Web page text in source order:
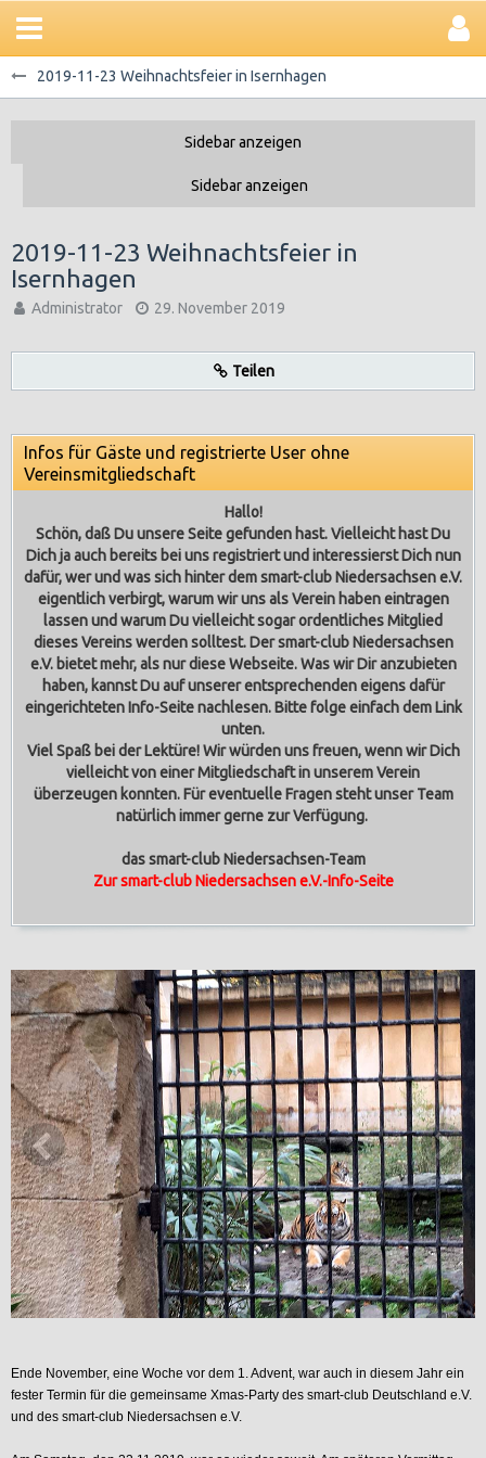
2019-11-23 Weihnachtsfeier in Isernhagen
2019-11-23 Weihnachtsfeier in
Isernhagen
Administrator 29. November 2019
Teilen
Infos für Gäste und registrierte User ohne
Vereinsmitgliedschaft
Hallo!
Schön, daß Du unsere Seite gefunden hast. Vielleicht hast Du
Dich ja auch bereits bei uns registriert und interessierst Dich nun
dafür, wer und was sich hinter dem smart-club Niedersachsen e.V.
eigentlich verbirgt, warum wir uns als Verein haben eintragen
lassen und warum Du vielleicht sogar ordentliches Mitglied
dieses Vereins werden solltest. Der smart-club Niedersachsen
e.V. bietet mehr, als nur diese Webseite. Was wir Dir anzubieten
haben, kannst Du auf unserer entsprechenden eigens dafür
eingerichteten Info-Seite nachlesen. Bitte folge einfach dem Link
unten.
Viel Spaß bei der Lektüre! Wir würden uns freuen, wenn wir Dich
vielleicht von einer Mitgliedschaft in unserem Verein
überzeugen konnten. Für eventuelle Fragen steht unser Team
natürlich immer gerne zur Verfügung.
das smart-club Niedersachsen-Team
Zur smart-club Niedersachsen e.V.-Info-Seite
Ende November, eine Woche vor dem 1. Advent, war auch in diesem Jahr ein
fester Termin für die gemeinsame Xmas-Party des smart-club Deutschland e.V.
und des smart-club Niedersachsen e.V.